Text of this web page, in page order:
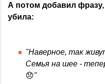
А потом добавил
убила:
"Наверное, так
Семья на шее -
😞"